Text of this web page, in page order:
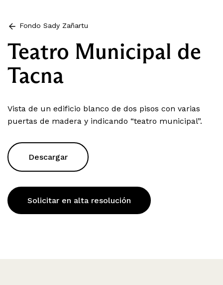
Fondo Sady Zañartu
Teatro Municipal de
Tacna
Vista de un edificio blanco de dos pisos con varias
puertas de madera y indicando “teatro municipal”.
Descargar
Solicitar en alta resolución